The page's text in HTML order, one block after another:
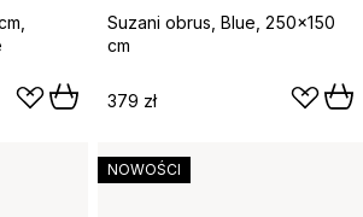
Suzani obrus, Blue, 250x150
cm
379 zł
NOWOŚCI